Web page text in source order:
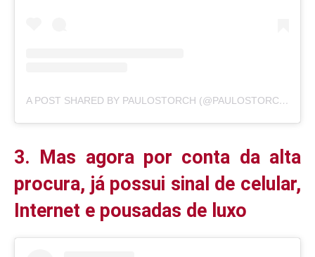
A POST SHARED BY PAULOSTORCH (@PAULOSTORCH)
3. Mas agora por conta da alta
procura, já possui sinal de celular,
Internet e pousadas de luxo